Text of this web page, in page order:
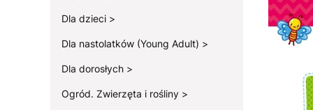
Dla dzieci
Dla nastolatków (Young Adult)
Dla dorosłych
Ogród. Zwierzęta i rośliny